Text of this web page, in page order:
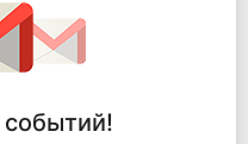
событий!